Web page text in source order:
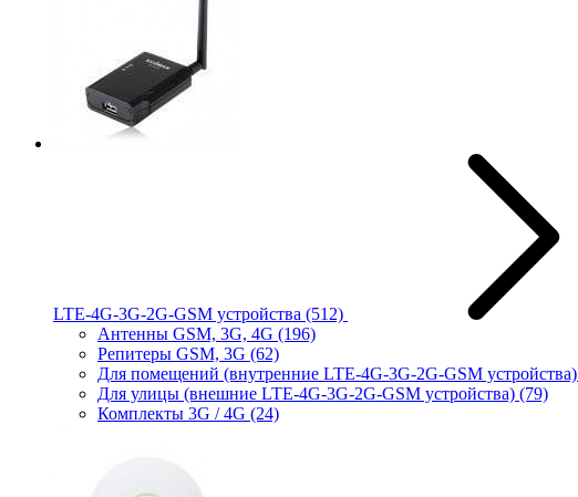
LTE-4G-3G-2G-GSM устройства (512)
Антенны GSM, 3G, 4G (196)
Репитеры GSM, 3G (62)
Для помещений (внутренние LTE-4G-3G-2G-GSM устройства)
Для улицы (внешние LTE-4G-3G-2G-GSM устройства) (79)
Комплекты 3G / 4G (24)